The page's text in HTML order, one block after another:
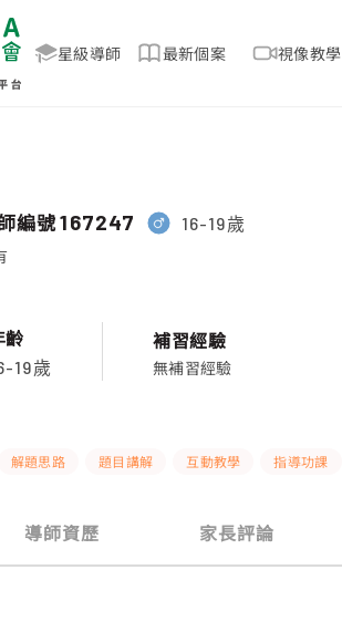
星級導師 最新個案 視像教學
編號167247 16-19歲
齡
19歲
補習經驗
無補習經驗
解題思路 題目講解 互動教學 指導功課
導師資歷 家長評論